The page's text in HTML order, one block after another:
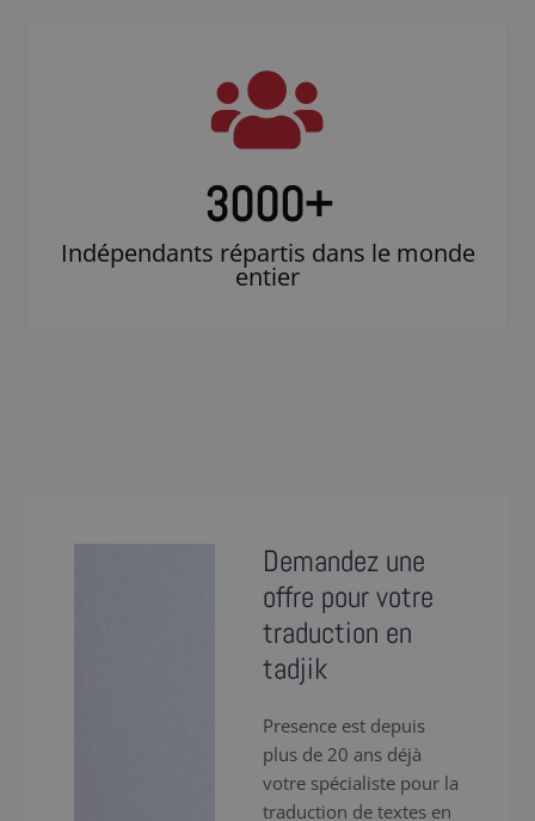
3000+
Indépendants répartis dans le monde
entier
Demandez une
offre pour votre
traduction en
tadjik
Presence est depuis
plus de 20 ans déjà
votre spécialiste pour la
traduction de textes en